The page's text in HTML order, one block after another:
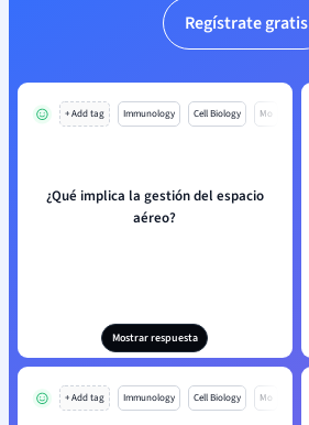
Regístrate gratis
+ Add tag Immunology Cell Biology Mo
¿Qué implica la gestión del espacio
aéreo?
Mostrar respuesta
+ Add tag Immunology Cell Biology Mo